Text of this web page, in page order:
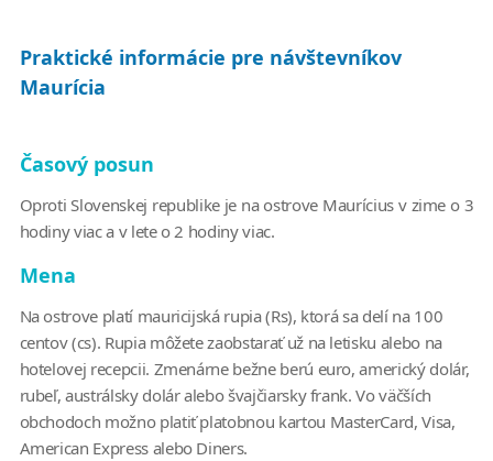
Praktické informácie pre návštevníkov
Maurícia
Časový posun
Oproti Slovenskej republike je na ostrove Maurícius v zime o 3
hodiny viac a v lete o 2 hodiny viac.
Mena
Na ostrove platí mauricijská rupia (Rs), ktorá sa delí na 100
centov (cs). Rupia môžete zaobstarať už na letisku alebo na
hotelovej recepcii. Zmenárne bežne berú euro, americký dolár,
rubeľ, austrálsky dolár alebo švajčiarsky frank. Vo väčších
obchodoch možno platiť platobnou kartou MasterCard, Visa,
American Express alebo Diners.